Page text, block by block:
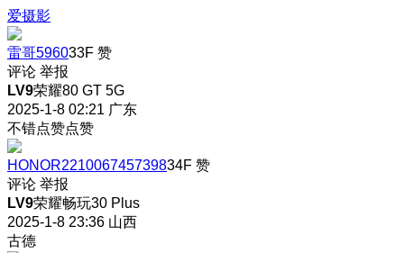
爱摄影
雷哥596033F 赞
评论 举报
LV9荣耀80 GT 5G
2025-1-8 02:21 广东
不错点赞点赞
HONOR221006745739834F 赞
评论 举报
LV9荣耀畅玩30 Plus
2025-1-8 23:36 山西
古德